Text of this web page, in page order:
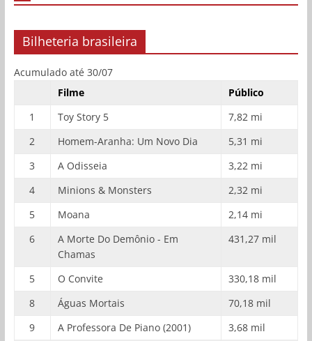
Bilheteria brasileira
Acumulado até 30/07
Filme
Público
1
Toy Story 5
7,82 mi
2
Homem-Aranha: Um Novo Dia
5,31 mi
3
A Odisseia
3,22 mi
4
Minions & Monsters
2,32 mi
5
Moana
2,14 mi
6
A Morte Do Demônio - Em
Chamas
431,27 mil
5 O Convite
330,18 mil
8
Águas Mortais
70,18 mil
9
A Professora De Piano (2001)
3,68 mil